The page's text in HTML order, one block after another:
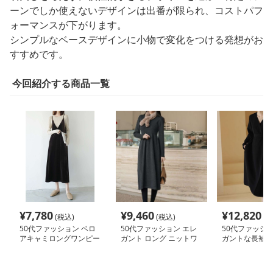
ーンでしか使えないデザインは出番が限られ、コストパフ
ォーマンスが下がります。
シンプルなベースデザインに小物で変化をつける発想がお
すすめです。
今回紹介する商品一覧
¥7,780(税込)
50代ファッション ベロ
アキャミロングワンピー
¥9,460(税込)
50代ファッション エレ
ガント ロング ニットワ
¥12,820
50代ファッシ
ガントな長袖